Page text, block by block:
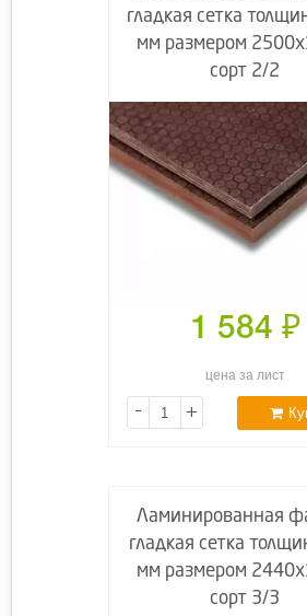
гладкая сетка
мм размером
сорт 2/2
1 584 ₽
цена за лист
- +
Ламинированная
гладкая сетка
мм размером
сорт 3/3